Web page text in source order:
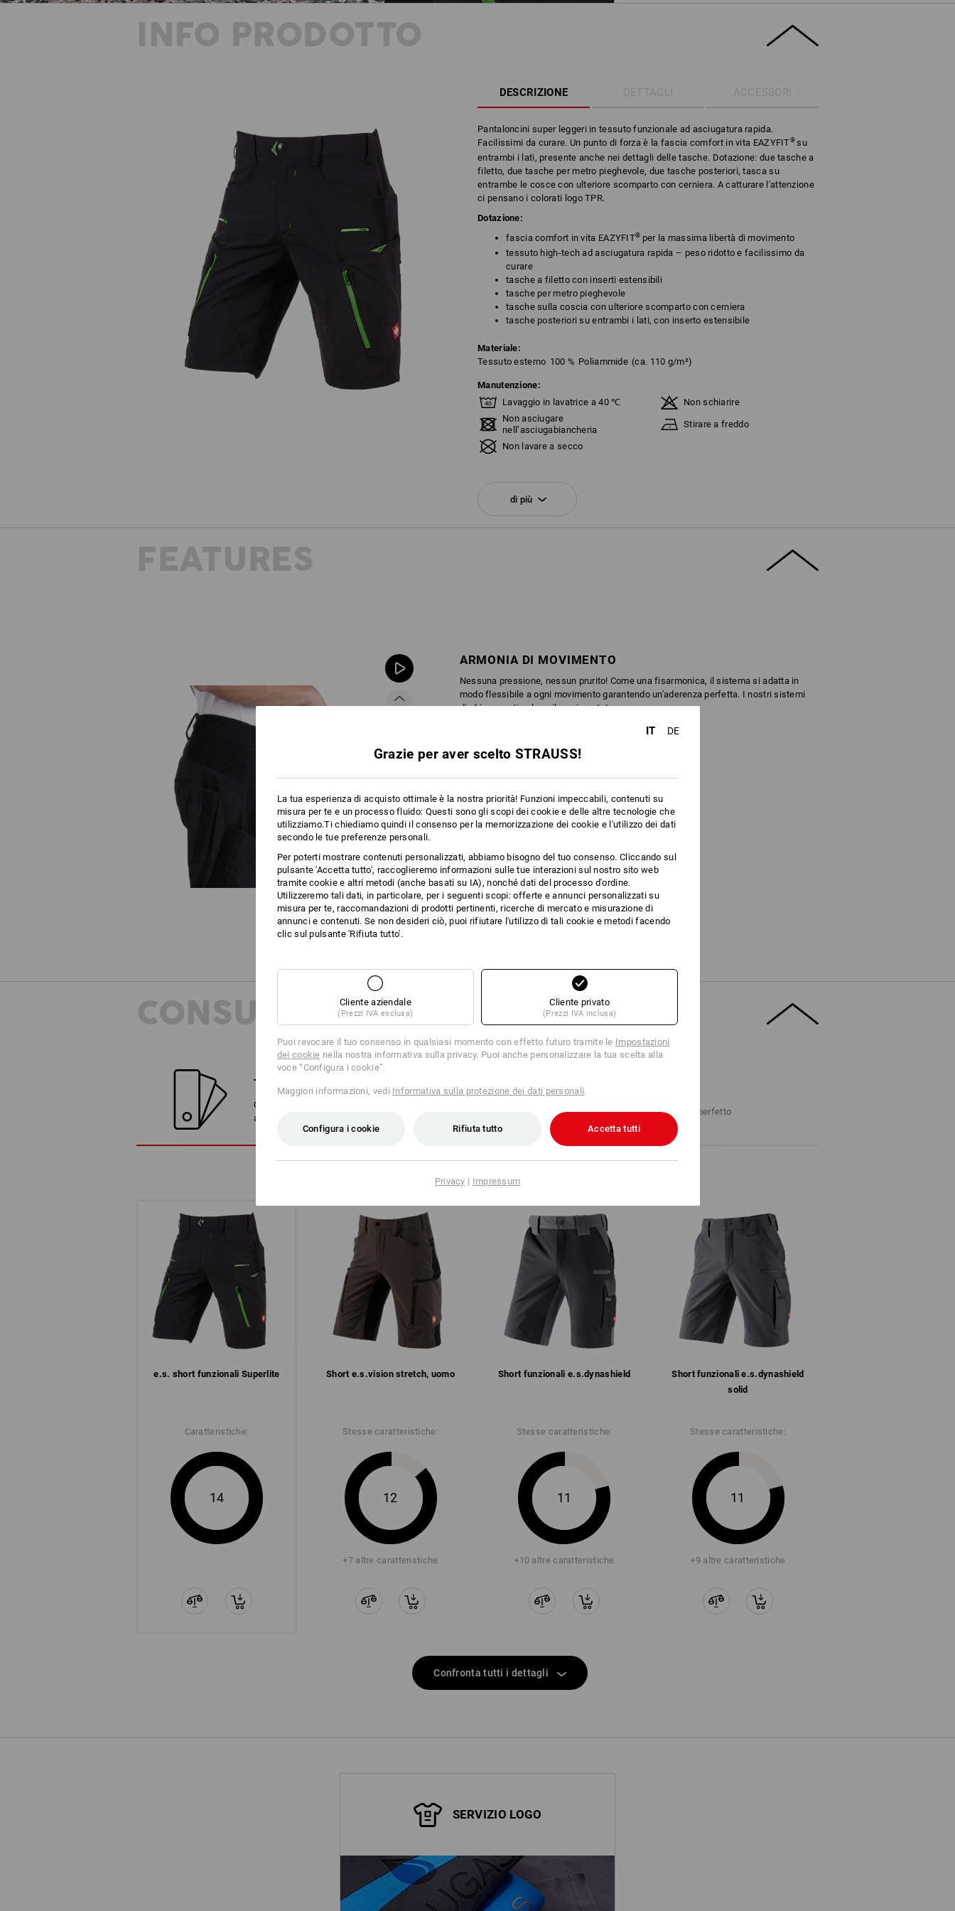
INFO PRODOTTO
DESCRIZIONE DETTAGLI ACCESSORI
Pantaloncini super leggeri in tessuto funzionale ad asciugatura rapida.
Facilissimi da curare. Un punto di forza è la fascia comfort in vita EAZYFIT® su
entrambi i lati, presente anche nei dettagli delle tasche. Dotazione: due tasche a
filetto, due tasche per metro pieghevole, due tasche posteriori, tasca su
entrambe le cosce con ulteriore scomparto con cerniera. A catturare l'attenzione
ci pensano i colorati logo TPR.
Dotazione:
fascia comfort in vita EAZYFIT® per la massima libertà di movimento
tessuto high-tech ad asciugatura rapida – peso ridotto e facilissimo da
curare
tasche a filetto con inserti estensibili
tasche per metro pieghevole
tasche sulla coscia con ulteriore scomparto con cerniera
tasche posteriori su entrambi i lati, con inserto estensibile
Materiale:
Tessuto esterno 100 % Poliammide (ca. 110 g/m²)
Manutenzione:
Lavaggio in lavatrice a 40 ℃
Non schiarire
Non asciugare
nell’asciugabiancheria
Stirare a freddo
Non lavare a secco
!!! Articolo stagionale !!! Fornitura fino ad esaurimento scorte!
di più
FEATURES
ARMONIA DI MOVIMENTO
Nessuna pressione, nessun prurito! Come una fisarmonica, il sistema si adatta in
modo flessibile a ogni movimento garantendo un'aderenza perfetta. I nostri sistemi
di chiusura stimolano il movimento!
CONSULENZA PER L'ACQUISTO
TROVA ALTERNATIVE
Confronta l'articolo attuale con le migliori
alternative
In 3 passi al pantalone perfetto
e.s. short funzionali Superlite
Caratteristiche:
14
Short e.s.​vision stretch, uomo Short funzionali e.s.​dynashield
Short funzionali e.s.​dynashield
solid
Stesse caratteristiche:
12
+7 altre caratteristiche
Stesse caratteristiche:
11
+10 altre caratteristiche
Stesse caratteristiche:
11
+9 altre caratteristiche
Confronta tutti i dettagli
SERVIZIO LOGO
IT DE
Grazie per aver scelto STRAUSS!
La tua esperienza di acquisto ottimale è la nostra priorità! Funzioni impeccabili, contenuti su
misura per te e un processo fluido: Questi sono gli scopi dei cookie e delle altre tecnologie che
utilizziamo.Ti chiediamo quindi il consenso per la memorizzazione dei cookie e l'utilizzo dei dati
secondo le tue preferenze personali.
Per poterti mostrare contenuti personalizzati, abbiamo bisogno del tuo consenso. Cliccando sul
pulsante 'Accetta tutto', raccoglieremo informazioni sulle tue interazioni sul nostro sito web
tramite cookie e altri metodi (anche basati su IA), nonché dati del processo d'ordine.
Utilizzeremo tali dati, in particolare, per i seguenti scopi: offerte e annunci personalizzati su
misura per te, raccomandazioni di prodotti pertinenti, ricerche di mercato e misurazione di
annunci e contenuti. Se non desideri ciò, puoi rifiutare l'utilizzo di tali cookie e metodi facendo
clic sul pulsante 'Rifiuta tutto'.
Cliente aziendale
(Prezzi IVA esclusa)
Cliente privato
(Prezzi IVA inclusa)
Puoi revocare il tuo consenso in qualsiasi momento con effetto futuro tramite le Impostazioni
dei cookie nella nostra informativa sulla privacy. Puoi anche personalizzare la tua scelta alla
voce “Configura i cookie”.
Maggiori informazioni, vedi Informativa sulla protezione dei dati personali.
Configura i cookie Rifiuta tutto Accetta tutti
Privacy | Impressum